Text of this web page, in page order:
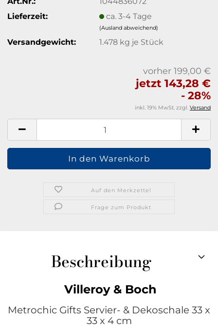
Lieferzeit:
ca. 3-4 Tage
(Ausland abweichend)
Versandgewicht: 1.478 kg je Stück
vorher 199,00 €
jetzt 143,28 €
- 28%
inkl. 19% MwSt. zzgl. Versand
Auf den Merkzettel
Frage zum Produkt
Beschreibung
Villeroy & Boch
Metrochic Gifts Servier- & Dekoschale 33 x
33 x 4 cm